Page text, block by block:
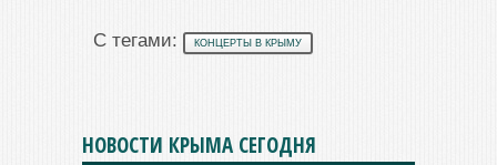
С тегами: КОНЦЕРТЫ В КРЫМУ
НОВОСТИ КРЫМА СЕГОДНЯ